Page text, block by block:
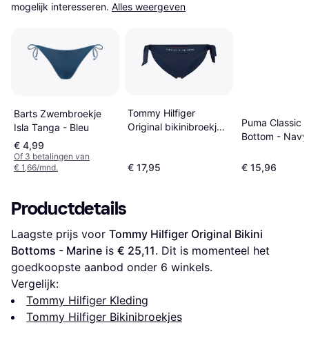
mogelijk interesseren. Alles weergeven
Barts Zwembroekje
Isla Tanga - Bleu
€ 4,99
Of 3 betalingen van
€ 1,66/mnd.
Tommy Hilfiger
Original bikinibroekje
€ 17,95
Puma Classic
Bottom - Navy
€ 15,96
Productdetails
Laagste prijs voor Tommy Hilfiger Original Bikini
Bottoms - Marine is € 25,11. Dit is momenteel het
goedkoopste aanbod onder 6 winkels.
Vergelijk:
Tommy Hilfiger Kleding
Tommy Hilfiger Bikinibroekjes